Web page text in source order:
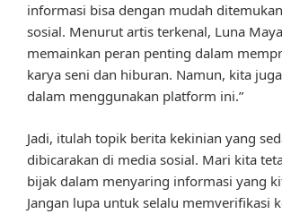
informasi bisa dengan mudah
sosial. Menurut artis terkenal, Luna
memainkan peran penting dalam
karya seni dan hiburan. Namun, kita
dalam menggunakan platform ini.”
Jadi, itulah topik berita kekinian yang
dibicarakan di media sosial. Mari kita
bijak dalam menyaring informasi yang
Jangan lupa untuk selalu memverifikasi